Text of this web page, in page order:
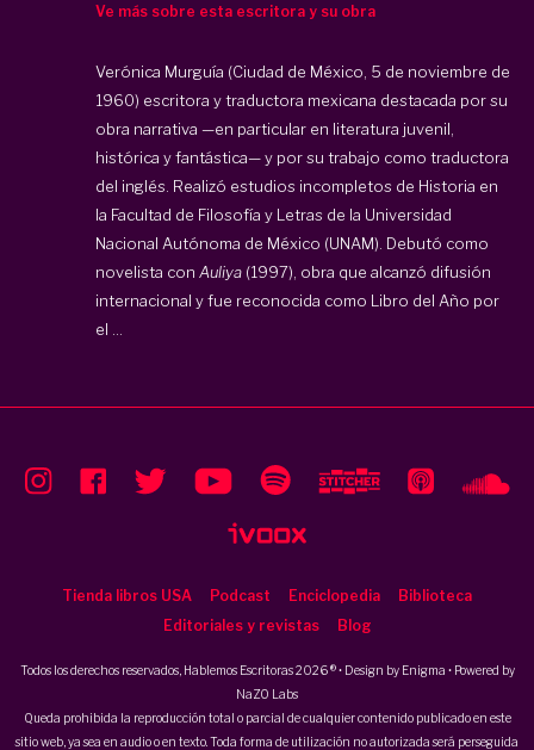
Ve más sobre esta escritora y su obra
Verónica Murguía (Ciudad de México, 5 de noviembre de
1960) escritora y traductora mexicana destacada por su
obra narrativa —en particular en literatura juvenil,
histórica y fantástica— y por su trabajo como traductora
del inglés. Realizó estudios incompletos de Historia en
la Facultad de Filosofía y Letras de la Universidad
Nacional Autónoma de México (UNAM). Debutó como
novelista con Auliya (1997), obra que alcanzó difusión
internacional y fue reconocida como Libro del Año por
el ...
Tienda libros USA Podcast Enciclopedia
Biblioteca
Editoriales y revistas
Blog
Todos los derechos reservados, Hablemos Escritoras 2026 ® • Design by Enigma • Powered by
NaZO Labs
Queda prohibida la reproducción total o parcial de cualquier contenido publicado en este
sitio web, ya sea en audio o en texto. Toda forma de utilización no autorizada será perseguida